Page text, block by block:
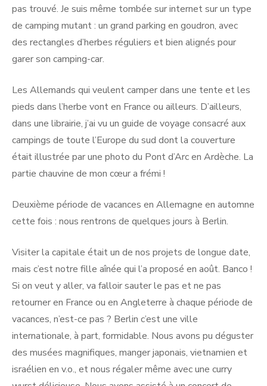
pas trouvé. Je suis même tombée sur internet sur un type
de camping mutant : un grand parking en goudron, avec
des rectangles d’herbes réguliers et bien alignés pour
garer son camping-car.
Les Allemands qui veulent camper dans une tente et les
pieds dans l’herbe vont en France ou ailleurs. D’ailleurs,
dans une librairie, j’ai vu un guide de voyage consacré aux
campings de toute l’Europe du sud dont la couverture
était illustrée par une photo du Pont d’Arc en Ardèche. La
partie chauvine de mon cœur a frémi !
Deuxième période de vacances en Allemagne en automne
cette fois : nous rentrons de quelques jours à Berlin.
Visiter la capitale était un de nos projets de longue date,
mais c’est notre fille aînée qui l’a proposé en août. Banco !
Si on veut y aller, va falloir sauter le pas et ne pas
retourner en France ou en Angleterre à chaque période de
vacances, n’est-ce pas ? Berlin c’est une ville
internationale, à part, formidable. Nous avons pu déguster
des musées magnifiques, manger japonais, vietnamien et
israélien en v.o., et nous régaler même avec une curry